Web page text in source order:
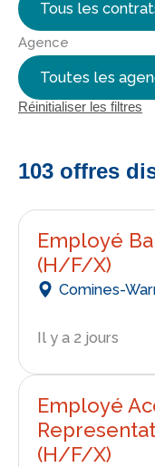
Agence
Réinitialiser les filtres
103 offres
Employé
(H/F/X)
Comines-
Il y a 2 jours
Employé
(H/F/X)